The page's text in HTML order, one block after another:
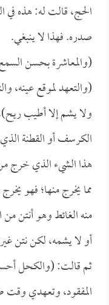
الحج، قالت له: هذه في
صدره. فهذا لا ينبغي.
(والمعاشرة بحسن
(والتعهد لموقع عينه،
ولا يشم إلا أطيب ريح)،
الكرسف أو القطنة
هذا الشيء الذي خرج
مما يخرج منها؛ فهو
منه الغائط وهو أنتن من
أو لا يشمه، لكن نتن
ثم قالت: (والكحل
المفقود، وتعهدي وقت